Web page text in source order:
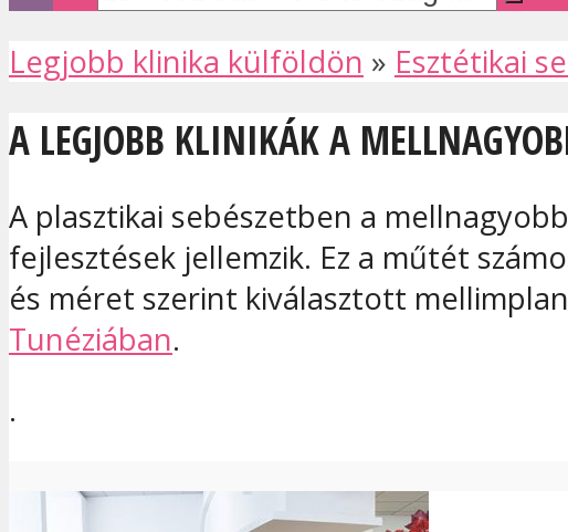
Legjobb klinika külföldön » Esztétikai
A LEGJOBB KLINIKÁK A
A plasztikai sebészetben a
fejlesztések jellemzik. Ez a műtét
és méret szerint kiválasztott
Tunéziában.
.